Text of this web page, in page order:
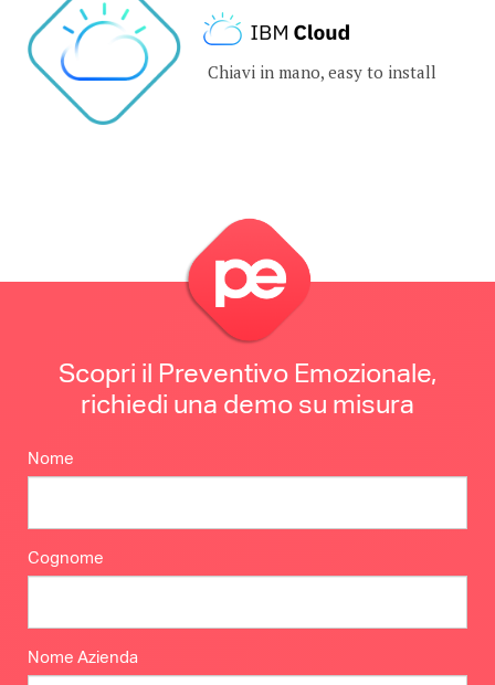
Chiavi in mano, easy to install
Scopri il Preventivo Emozionale,
richiedi una demo su misura
Nome
Cognome
Nome Azienda